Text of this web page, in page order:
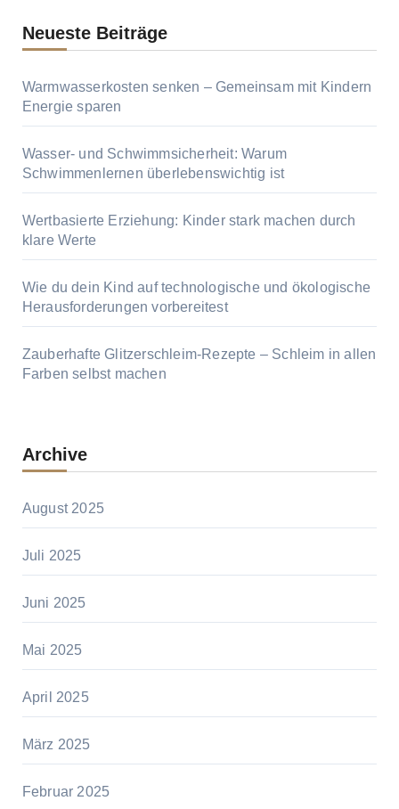
Neueste Beiträge
Warmwasserkosten senken – Gemeinsam mit Kindern
Energie sparen
Wasser- und Schwimmsicherheit: Warum
Schwimmenlernen überlebenswichtig ist
Wertbasierte Erziehung: Kinder stark machen durch
klare Werte
Wie du dein Kind auf technologische und ökologische
Herausforderungen vorbereitest
Zauberhafte Glitzerschleim-Rezepte – Schleim in allen
Farben selbst machen
Archive
August 2025
Juli 2025
Juni 2025
Mai 2025
April 2025
März 2025
Februar 2025